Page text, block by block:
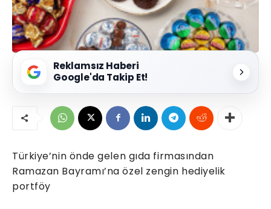
Reklamsız Haberi
Google'da Takip Et!
Türkiye’nin önde gelen gıda firmasından
Ramazan Bayramı’na özel zengin hediyelik
portföy